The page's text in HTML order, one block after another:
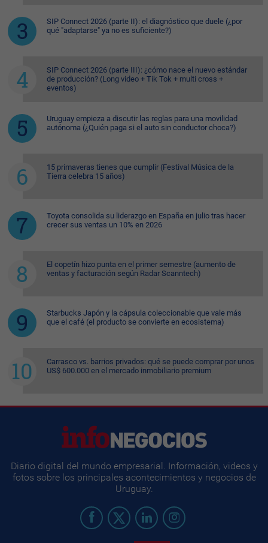
SIP Connect 2026 (parte II): el diagnóstico que duele (¿por
qué "adaptarse" ya no es suficiente?)
SIP Connect 2026 (parte III): ¿cómo nace el nuevo estándar
de producción? (Long video + Tik Tok + multi cross +
eventos)
Uruguay empieza a discutir las reglas para una movilidad
autónoma (¿Quién paga si el auto sin conductor choca?)
15 primaveras tienes que cumplir (Festival Música de la
Tierra celebra 15 años)
Toyota consolida su liderazgo en España en julio tras hacer
crecer sus ventas un 10% en 2026
El copetín hizo punta en el primer semestre (aumento de
ventas y facturación según Radar Scanntech)
Starbucks Japón y la cápsula coleccionable que vale más
que el café (el producto se convierte en ecosistema)
Carrasco vs. barrios privados: qué se puede comprar por unos
US$ 600.000 en el mercado inmobiliario premium
Diario digital del mundo empresarial. Información, videos y
fotos sobre los principales acontecimientos y negocios de
Uruguay.